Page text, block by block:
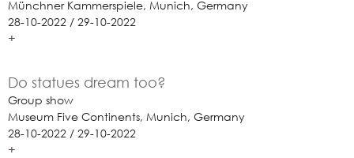
Münchner Kammerspiele, Munich, Germany
28-10-2022 / 29-10-2022
+
Do statues dream too?
Group show
Museum Five Continents, Munich, Germany
28-10-2022 / 29-10-2022
+